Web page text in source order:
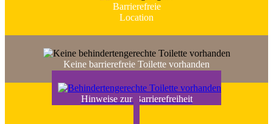
Barrierefreie
Location
Keine barrierefreie Toilette vorhanden
Hinweise zur Barriere­freiheit